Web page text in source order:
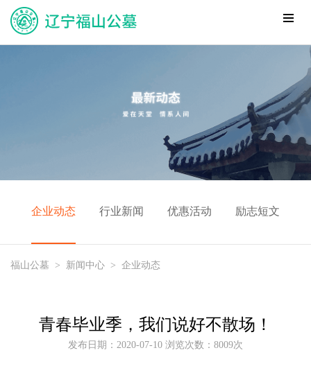
企业动态 行业新闻 优惠活动 励志短文
福山公墓 > 新闻中心 > 企业动态
青春毕业季，我们说好不散场！
发布日期：2020-07-10 浏览次数：8009次